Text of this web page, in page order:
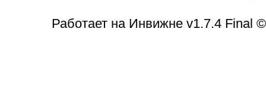
Работает на Инвижне v1.7.4 Final